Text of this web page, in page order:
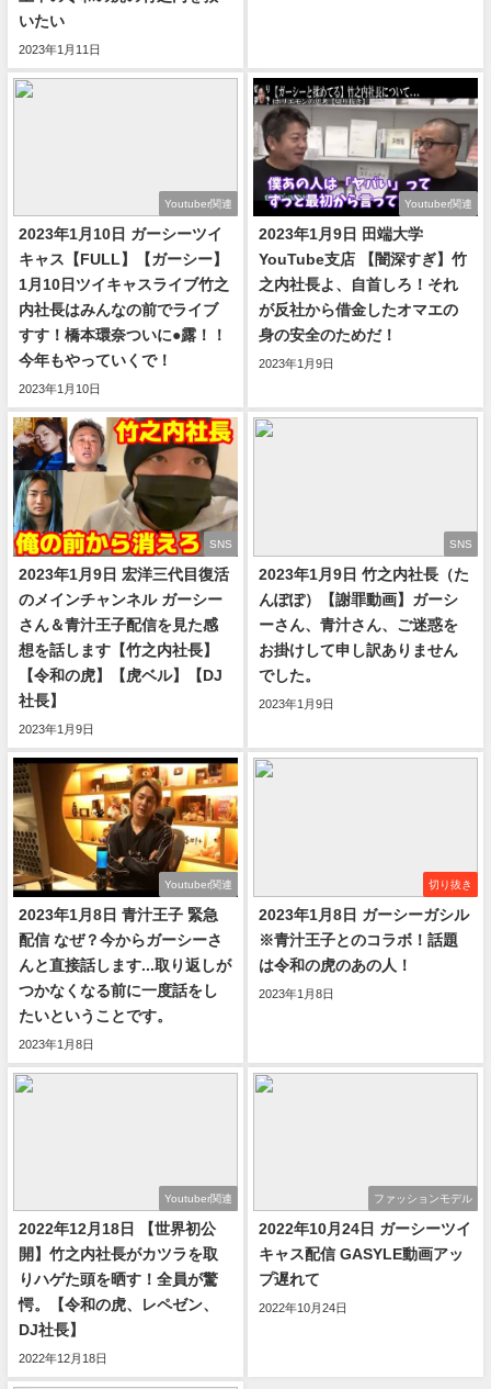
いたい
2023年1月11日
Youtuber関連
2023年1月10日 ガーシーツイ
キャス【FULL】【ガーシー】
1月10日ツイキャスライブ竹之
内社長はみんなの前でライブ
すす！橋本環奈ついに●露！！
今年もやっていくで！
2023年1月10日
Youtuber関連
2023年1月9日 田端大学
YouTube支店 【闇深すぎ】竹
之内社長よ、自首しろ！それ
が反社から借金したオマエの
身の安全のためだ！
2023年1月9日
SNS
2023年1月9日 宏洋三代目復活
のメインチャンネル ガーシー
さん＆青汁王子配信を見た感
想を話します【竹之内社長】
【令和の虎】【虎ベル】【DJ
社長】
2023年1月9日
SNS
2023年1月9日 竹之内社長（た
んぽぽ）【謝罪動画】ガーシ
ーさん、青汁さん、ご迷惑を
お掛けして申し訳ありません
でした。
2023年1月9日
Youtuber関連
2023年1月8日 青汁王子 緊急
配信 なぜ？今からガーシーさ
んと直接話します...取り返しが
つかなくなる前に一度話をし
たいということです。
2023年1月8日
切り抜き
2023年1月8日 ガーシーガシル
※青汁王子とのコラボ！話題
は令和の虎のあの人！
2023年1月8日
Youtuber関連
2022年12月18日 【世界初公
開】竹之内社長がカツラを取
りハゲた頭を晒す！全員が驚
愕。【令和の虎、レペゼン、
DJ社長】
2022年12月18日
ファッションモデル
2022年10月24日 ガーシーツイ
キャス配信 GASYLE動画アッ
プ遅れて
2022年10月24日